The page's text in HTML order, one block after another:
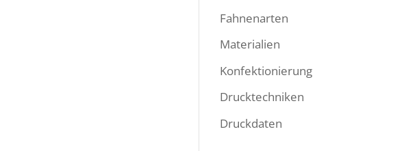
Fahnenarten
Materialien
Konfektionierung
Drucktechniken
Druckdaten